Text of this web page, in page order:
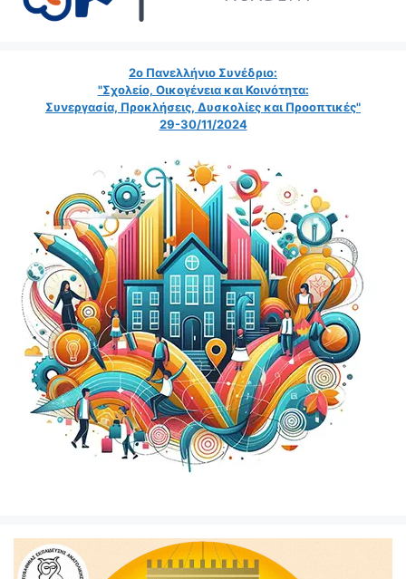
2ο Πανελλήνιο Συνέδριο:
"Σχολείο, Οικογένεια και Κοινότητα:
Συνεργασία, Προκλήσεις, Δυσκολίες και Προοπτικές"
29-30/11/2024